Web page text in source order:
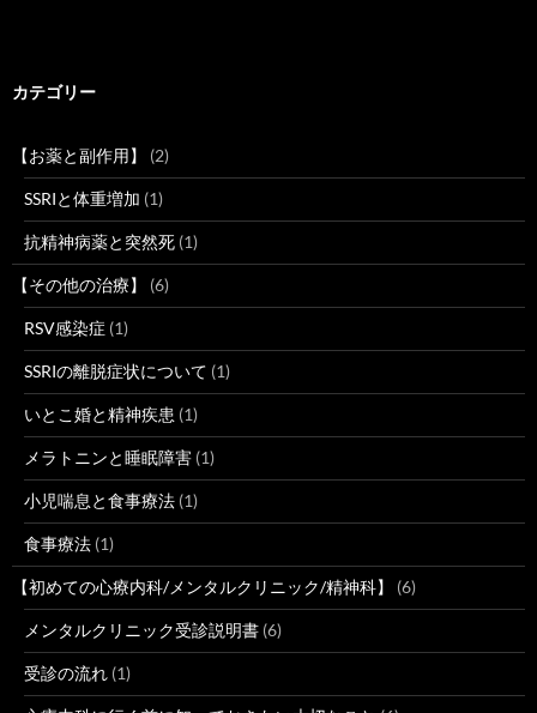
カテゴリー
【お薬と副作用】 (2)
SSRIと体重増加 (1)
抗精神病薬と突然死 (1)
【その他の治療】 (6)
RSV感染症 (1)
SSRIの離脱症状について (1)
いとこ婚と精神疾患 (1)
メラトニンと睡眠障害 (1)
小児喘息と食事療法 (1)
食事療法 (1)
【初めての心療内科/メンタルクリニック/精神科】 (6)
メンタルクリニック受診説明書 (6)
受診の流れ (1)